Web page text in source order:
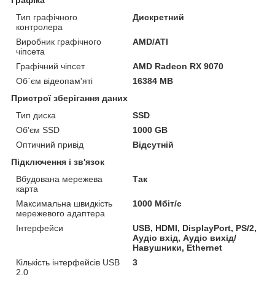
Тип графічного
контролера
Дискретний
Виробник графічного
чіпсета
AMD/ATI
Графічний чіпсет
AMD Radeon RX 9070
Об`єм відеопам'яті
16384 MB
Пристрої зберігання даних
Тип диска
SSD
Об'єм SSD
1000 GB
Оптичний привід
Відсутній
Підключення і зв'язок
Вбудована мережева
карта
Так
Максимальна швидкість
мережевого адаптера
1000 Мбіт/с
Інтерфейси
USB, HDMI, DisplayPort, PS/2,
Аудіо вхід, Аудіо вихід/
Навушники, Ethernet
Кількість інтерфейсів USB
2.0
3